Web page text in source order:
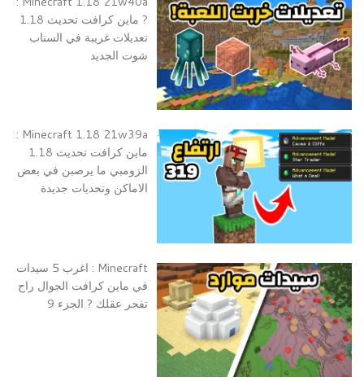
? ماين كرافت تحديث 1.18
تعديلات غريبة في السناب
شوت الجديد
Minecraft 1.18 21w39a :
ماين كرافت تحديث 1.18
الزومبي ما يرصبن في بعض
الاماكن وتحديات جديدة
Minecraft : اغرب 5 سيدات
في ماين كرافت الجوال راح
تفجر عقلك ? الجزء 9